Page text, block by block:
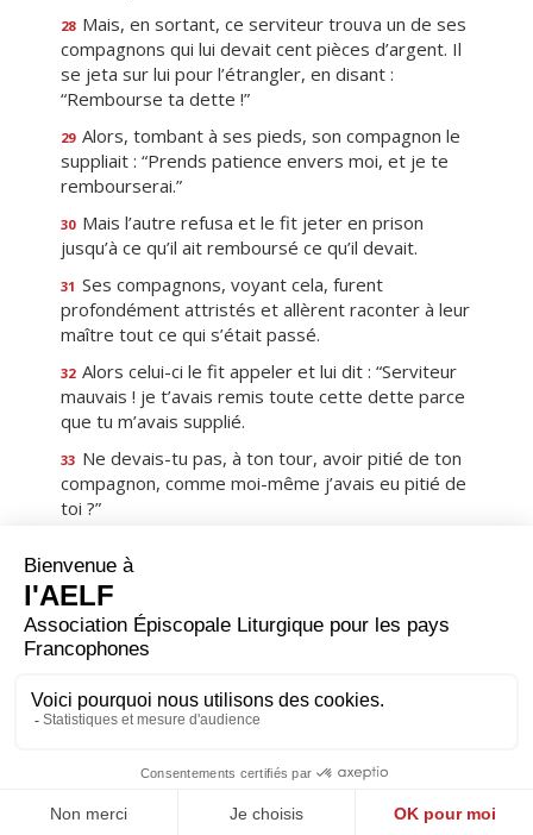
28 Mais, en sortant, ce serviteur trouva un de ses
compagnons qui lui devait cent pièces d’argent. Il
se jeta sur lui pour l’étrangler, en disant :
“Rembourse ta dette !”
29 Alors, tombant à ses pieds, son compagnon le
suppliait : “Prends patience envers moi, et je te
rembourserai.”
30 Mais l’autre refusa et le fit jeter en prison
jusqu’à ce qu’il ait remboursé ce qu’il devait.
31 Ses compagnons, voyant cela, furent
profondément attristés et allèrent raconter à leur
maître tout ce qui s’était passé.
32 Alors celui-ci le fit appeler et lui dit : “Serviteur
mauvais ! je t’avais remis toute cette dette parce
que tu m’avais supplié.
33 Ne devais-tu pas, à ton tour, avoir pitié de ton
compagnon, comme moi-même j’avais eu pitié de
toi ?”
bourreaux jusqu’à ce qu’il eût remboursé tout ce
qu’il devait.
35C’est ainsi que mon Père du ciel vous traitera,
si chacun de vous ne pardonne pas à son frère du